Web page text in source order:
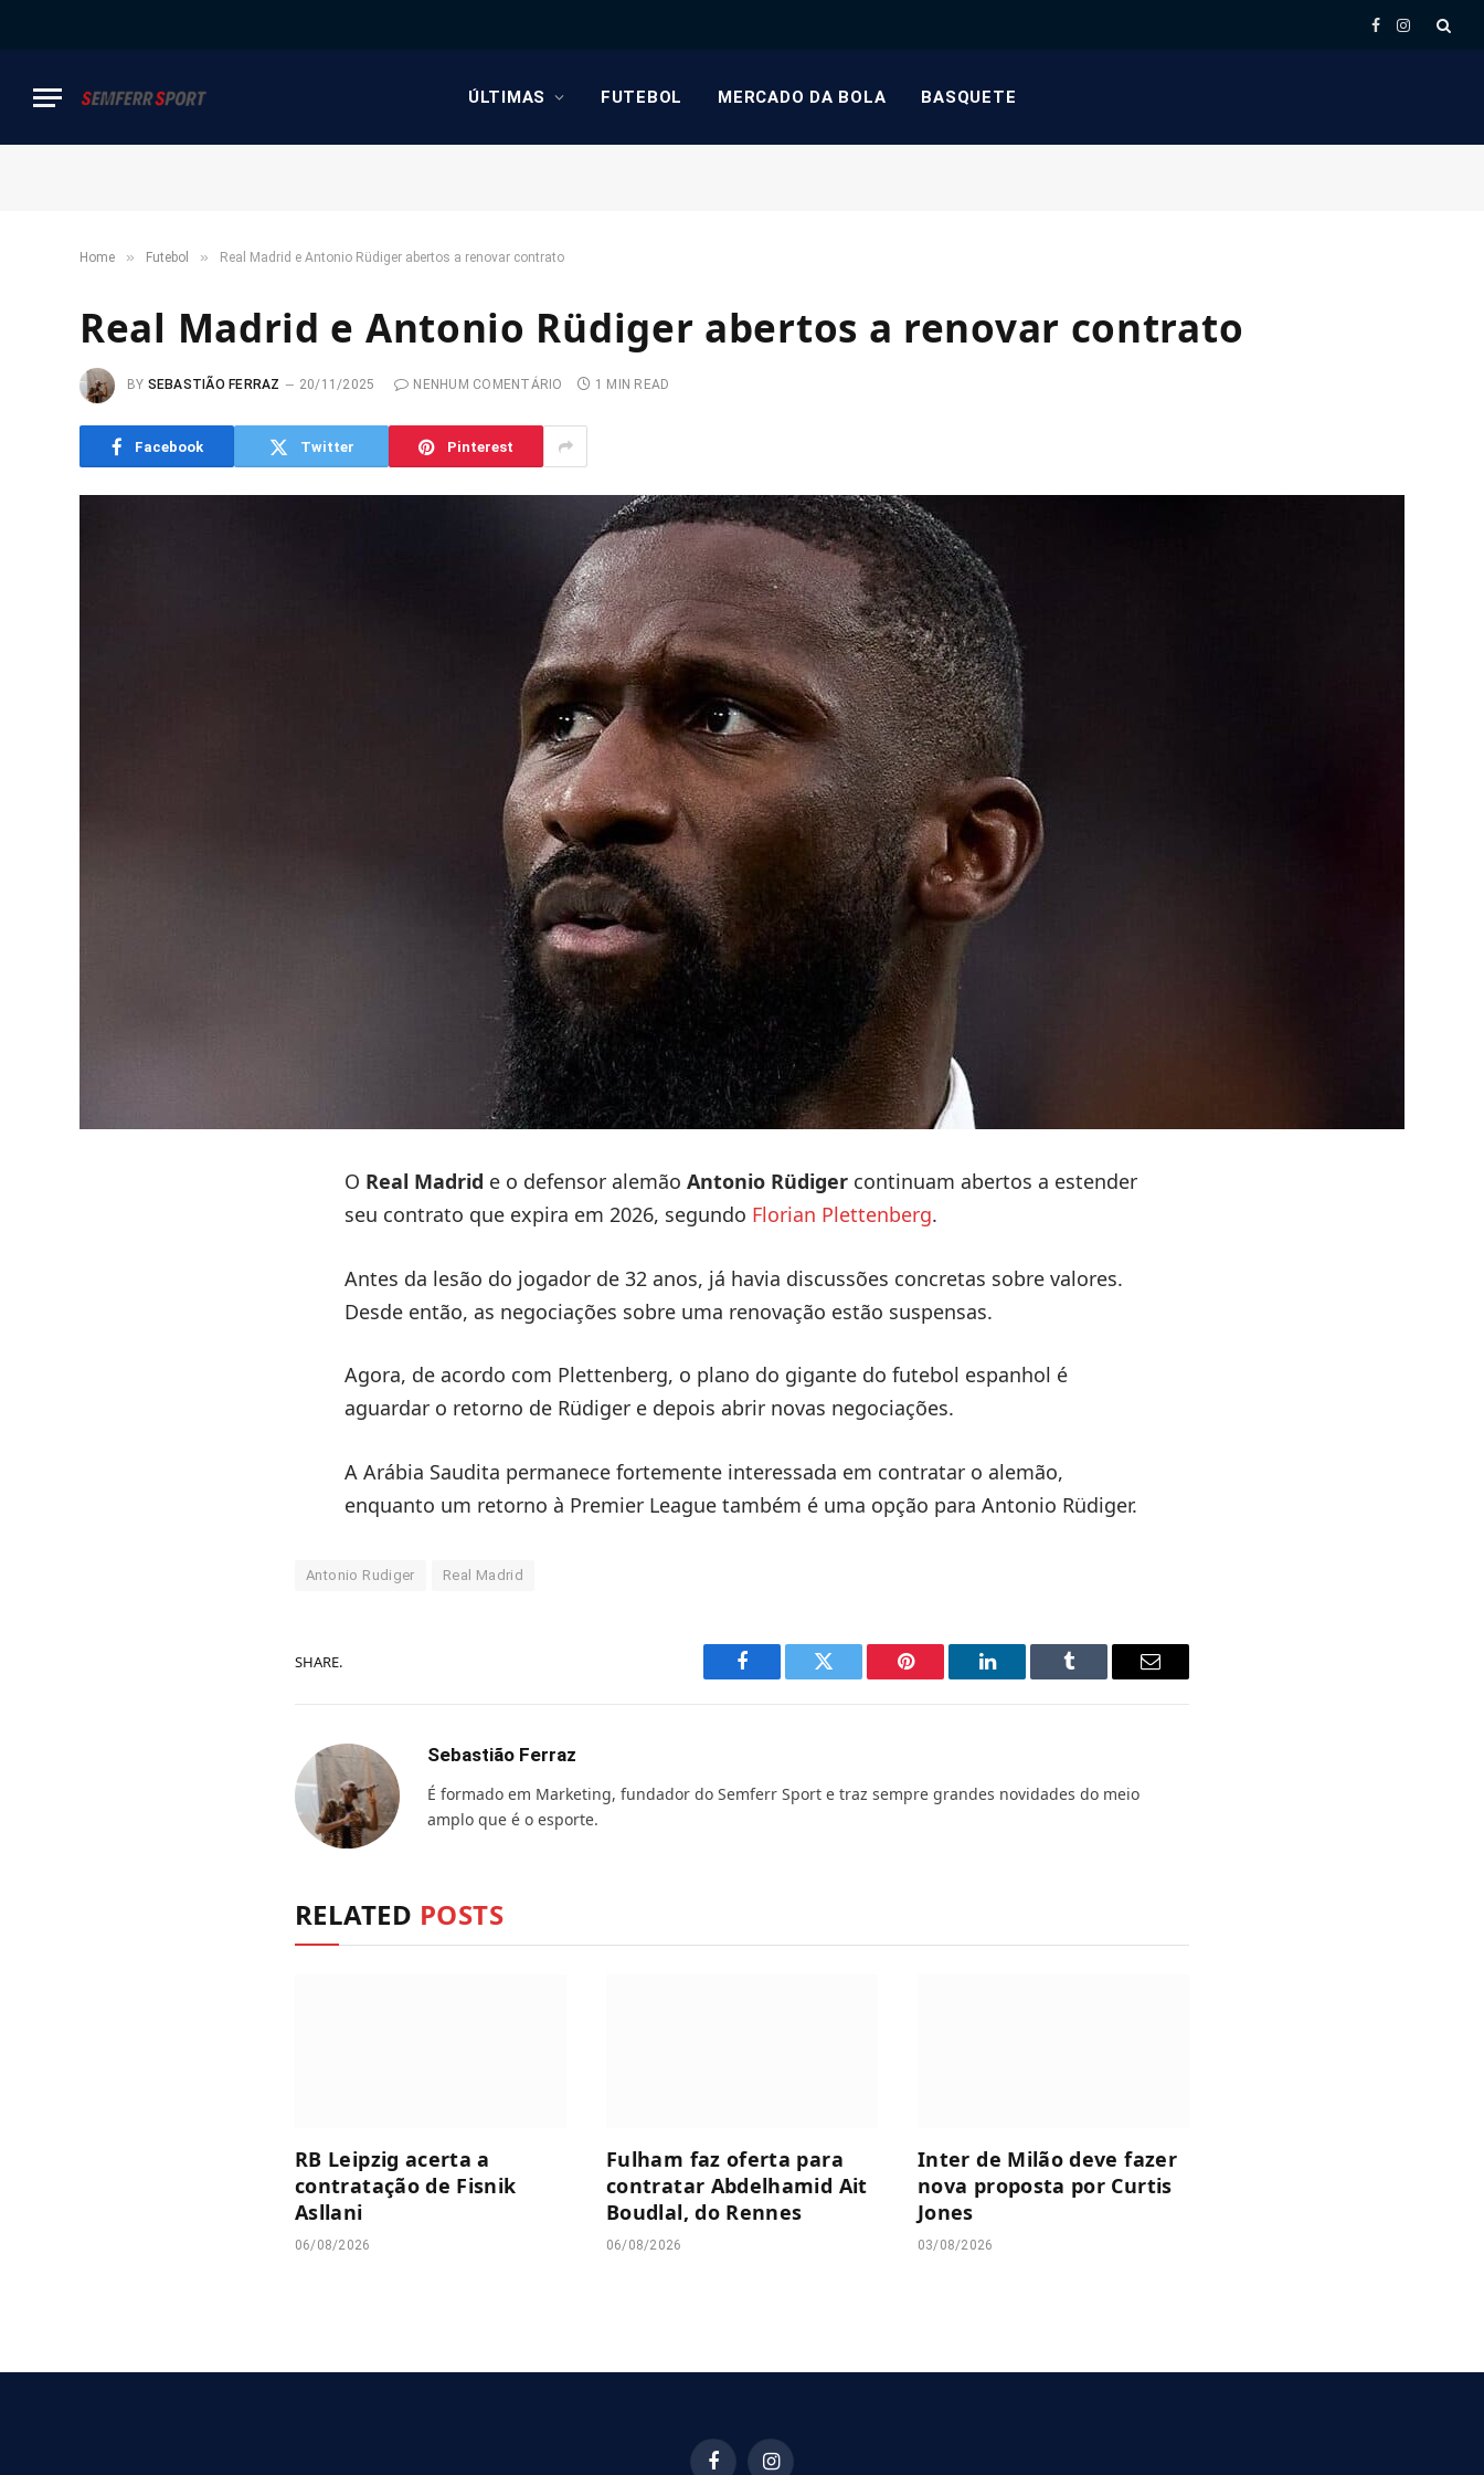
Facebook
Instagram
ÚLTIMAS FUTEBOL MERCADO DA BOLA BASQUETE
Home » Futebol » Real Madrid e Antonio Rüdiger abertos a renovar contrato
Real Madrid e Antonio Rüdiger abertos a renovar contrato
BY SEBASTIÃO FERRAZ 20/11/2025 NENHUM COMENTÁRIO 1 MIN READ
Facebook Twitter Pinterest
O Real Madrid e o defensor alemão Antonio Rüdiger continuam abertos a estender
seu contrato que expira em 2026, segundo Florian Plettenberg.
Antes da lesão do jogador de 32 anos, já havia discussões concretas sobre valores.
Desde então, as negociações sobre uma renovação estão suspensas.
Agora, de acordo com Plettenberg, o plano do gigante do futebol espanhol é
aguardar o retorno de Rüdiger e depois abrir novas negociações.
A Arábia Saudita permanece fortemente interessada em contratar o alemão,
enquanto um retorno à Premier League também é uma opção para Antonio Rüdiger.
Antonio Rudiger Real Madrid
SHARE.
Facebook Twitter Pinterest LinkedIn Tumblr Email
Sebastião Ferraz
É formado em Marketing, fundador do Semferr Sport e traz sempre grandes novidades do meio
amplo que é o esporte.
RELATED POSTS
RB Leipzig acerta a
contratação de Fisnik
Asllani
06/08/2026
Fulham faz oferta para
contratar Abdelhamid Ait
Boudlal, do Rennes
06/08/2026
Inter de Milão deve fazer
nova proposta por Curtis
Jones
03/08/2026
FacebookInstagram